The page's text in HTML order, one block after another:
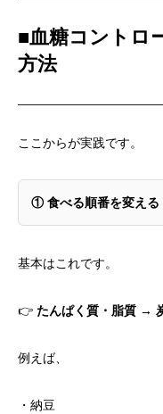
■血糖コントロ
方法
ここからが実践です。
①食べる順番を変える
基本はこれです。
👉 たんぱく質・脂質 →
例えば、
・納豆